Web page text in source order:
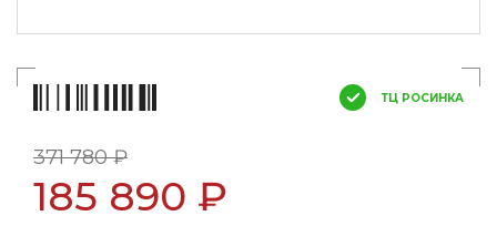
ТЦ РОСИНКА
371 780 ₽
185 890 ₽